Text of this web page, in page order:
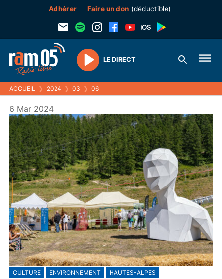
Adhérer Faire un don (déductible)
Play
LE DIRECT
ACCUEIL ❯ 2024 ❯ 03 ❯ 06
6 Mar 2024
CULTURE ENVIRONNEMENT HAUTES-ALPES